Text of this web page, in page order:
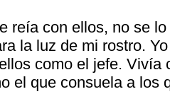
reía con ellos, no se
la luz de mi rostro.
como el jefe. Vivía
el que consuela a los